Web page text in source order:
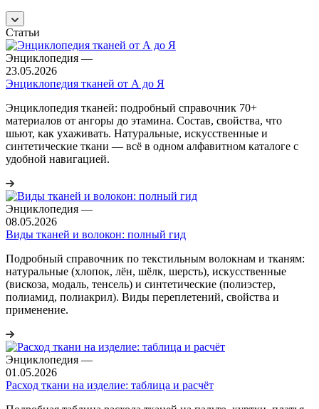
Статьи
Энциклопедия —
23.05.2026
Энциклопедия тканей от А до Я
Энциклопедия тканей: подробный справочник 70+
материалов от ангоры до этамина. Состав, свойства, что
шьют, как ухаживать. Натуральные, искусственные и
синтетические ткани — всё в одном алфавитном каталоге с
удобной навигацией.
Энциклопедия —
08.05.2026
Виды тканей и волокон: полный гид
Подробный справочник по текстильным волокнам и тканям:
натуральные (хлопок, лён, шёлк, шерсть), искусственные
(вискоза, модаль, тенсель) и синтетические (полиэстер,
полиамид, полиакрил). Виды переплетений, свойства и
применение.
Энциклопедия —
01.05.2026
Расход ткани на изделие: таблица и расчёт